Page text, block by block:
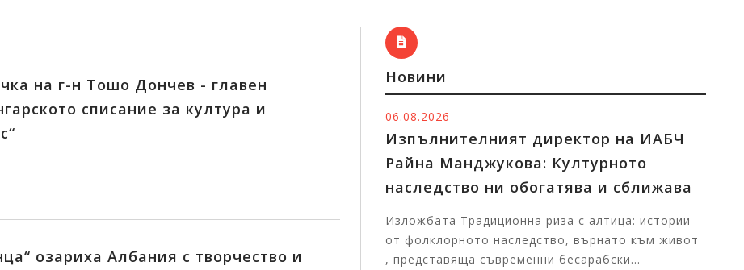
на г-н Тошо Дончев - главен
списание за култура и
озариха Албания с творчество и
Новини
06.08.2026
наследство ни обогатява и сближава
Изложбата Традиционна риза с алтица: истории
от фолклорното наследство, върнато към живот
, представяща съвременни бесарабски...
05.08.2026
Тържественото награждаване на
победителите в конкурсите на
Изпълнителната агенция за
българите в чужбина ще събере в
София талантливи български деца
цял свят